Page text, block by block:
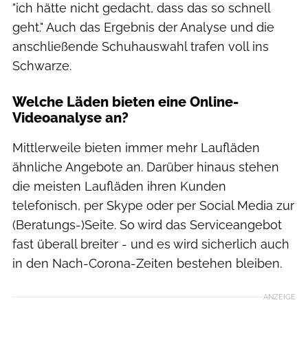
"ich hätte nicht gedacht, dass das so schnell
geht." Auch das Ergebnis der Analyse und die
anschließende Schuhauswahl trafen voll ins
Schwarze.
Welche Läden bieten eine Online-
Videoanalyse an?
Mittlerweile bieten immer mehr Laufläden
ähnliche Angebote an. Darüber hinaus stehen
die meisten Laufläden ihren Kunden
telefonisch, per Skype oder per Social Media zur
(Beratungs-)Seite. So wird das Serviceangebot
fast überall breiter - und es wird sicherlich auch
in den Nach-Corona-Zeiten bestehen bleiben.
ANZEIGE